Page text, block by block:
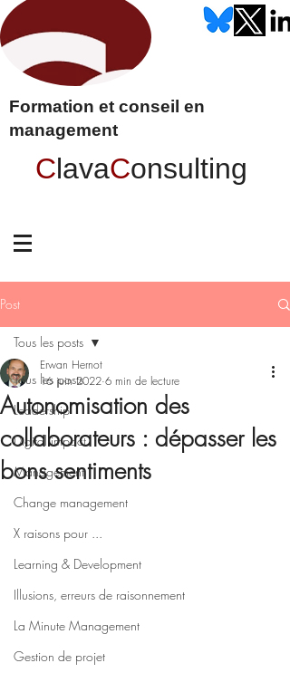
Formation et conseil en
management
ClavaConsulting
Post
Tous les posts
Leadership
Digital impact
Management
Change management
X raisons pour ...
Learning & Development
Illusions, erreurs de raisonnement
La Minute Management
Gestion de projet
Tous les posts
Autonomisation des
collaborateurs : dépasser les
bons sentiments
Erwan Hernot
16 juin 2022 6 min de lecture